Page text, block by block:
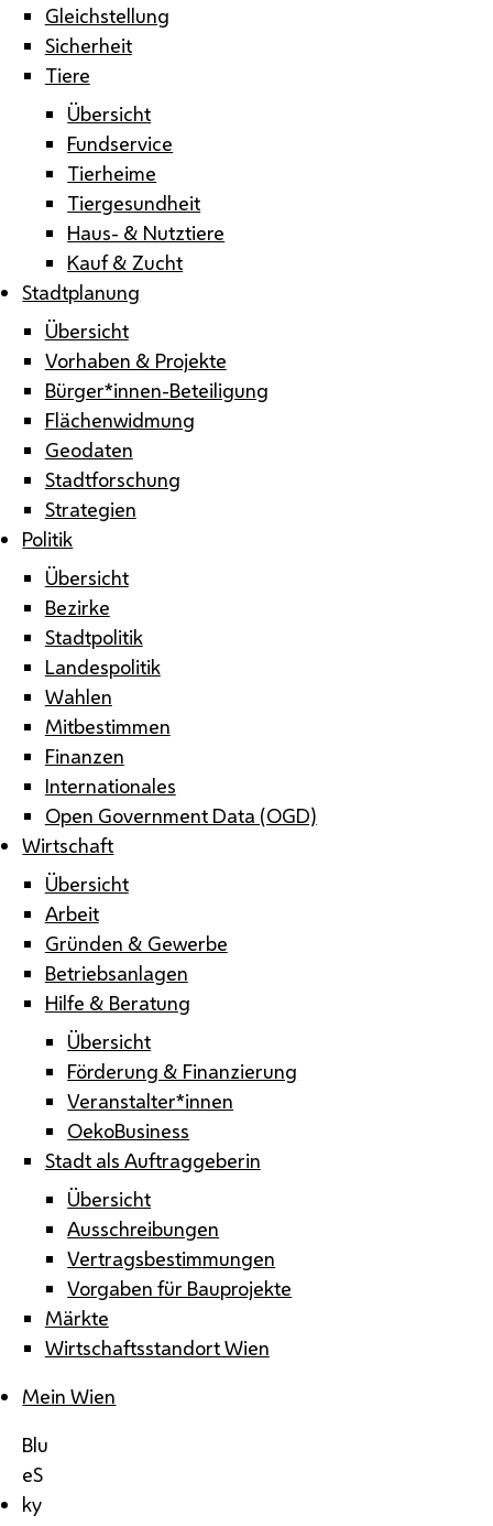
Gleichstellung
Sicherheit
Tiere
Übersicht
Fundservice
Tierheime
Tiergesundheit
Haus- & Nutztiere
Kauf & Zucht
Stadtplanung
Übersicht
Vorhaben & Projekte
Bürger*innen-Beteiligung
Flächenwidmung
Geodaten
Stadtforschung
Strategien
Politik
Übersicht
Bezirke
Stadtpolitik
Landespolitik
Wahlen
Mitbestimmen
Finanzen
Internationales
Open Government Data (OGD)
Wirtschaft
Übersicht
Arbeit
Gründen & Gewerbe
Betriebsanlagen
Hilfe & Beratung
Übersicht
Förderung & Finanzierung
Veranstalter*innen
OekoBusiness
Stadt als Auftraggeberin
Übersicht
Ausschreibungen
Vertragsbestimmungen
Vorgaben für Bauprojekte
Märkte
Wirtschaftsstandort Wien
Mein Wien
Blu
eS
ky